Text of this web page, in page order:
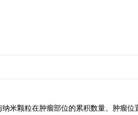
米颗粒在肿瘤部位的累积数量、肿瘤